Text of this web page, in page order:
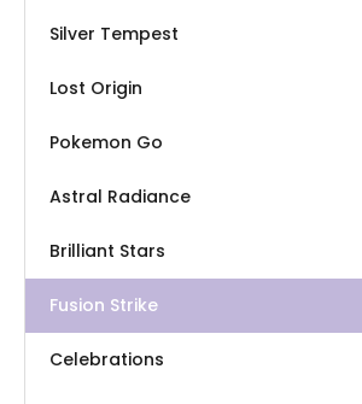
Silver Tempest
Lost Origin
Pokemon Go
Astral Radiance
Brilliant Stars
Fusion Strike
Celebrations